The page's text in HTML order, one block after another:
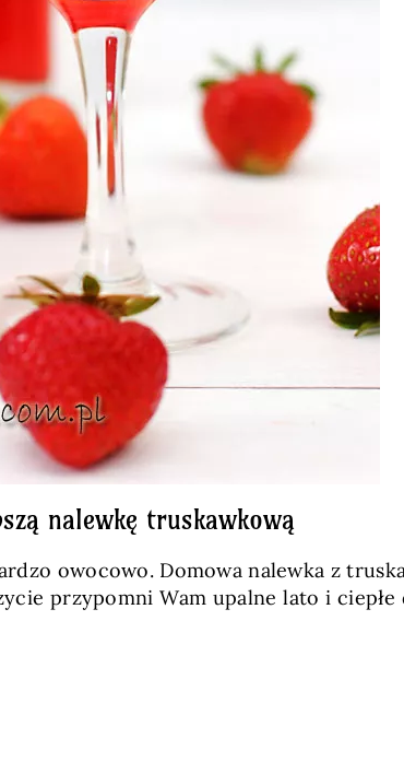
nalewkę truskawkową
owocowo. Domowa nalewka z
przypomni Wam upalne lato i